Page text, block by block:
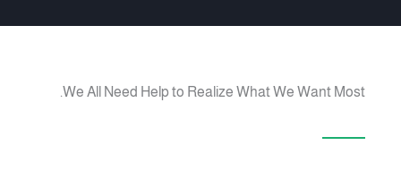
We All Need Help to Realize What We Want Most.